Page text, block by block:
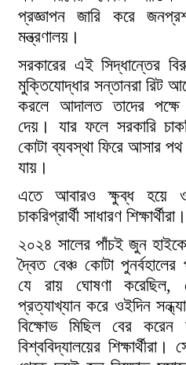
প্রজ্ঞাপন জারি করে
মন্ত্রণালয়।
সরকারের এই সিদ্ধান্তের
মুক্তিযোদ্ধার সন্তানরা রিট
করলে আদালত তাদের পক্ষে
দেয়। যার ফলে সরকারি
কোটা ব্যবস্থা ফিরে আসার
যায়।
এতে আবারও ক্ষুব্ধ হয়ে
চাকরিপ্রার্থী সাধারণ শিক্ষার্থীরা।
২০২৪ সালের পাঁচই জুন
দ্বৈত বেঞ্চ কোটা পুনর্বহালের
যে রায় ঘোষণা করেছিল,
প্রত্যাখ্যান করে ওইদিন
বিক্ষোভ মিছিল বের করেন
বিশ্ববিদ্যালয়ের শিক্ষার্থীরা।